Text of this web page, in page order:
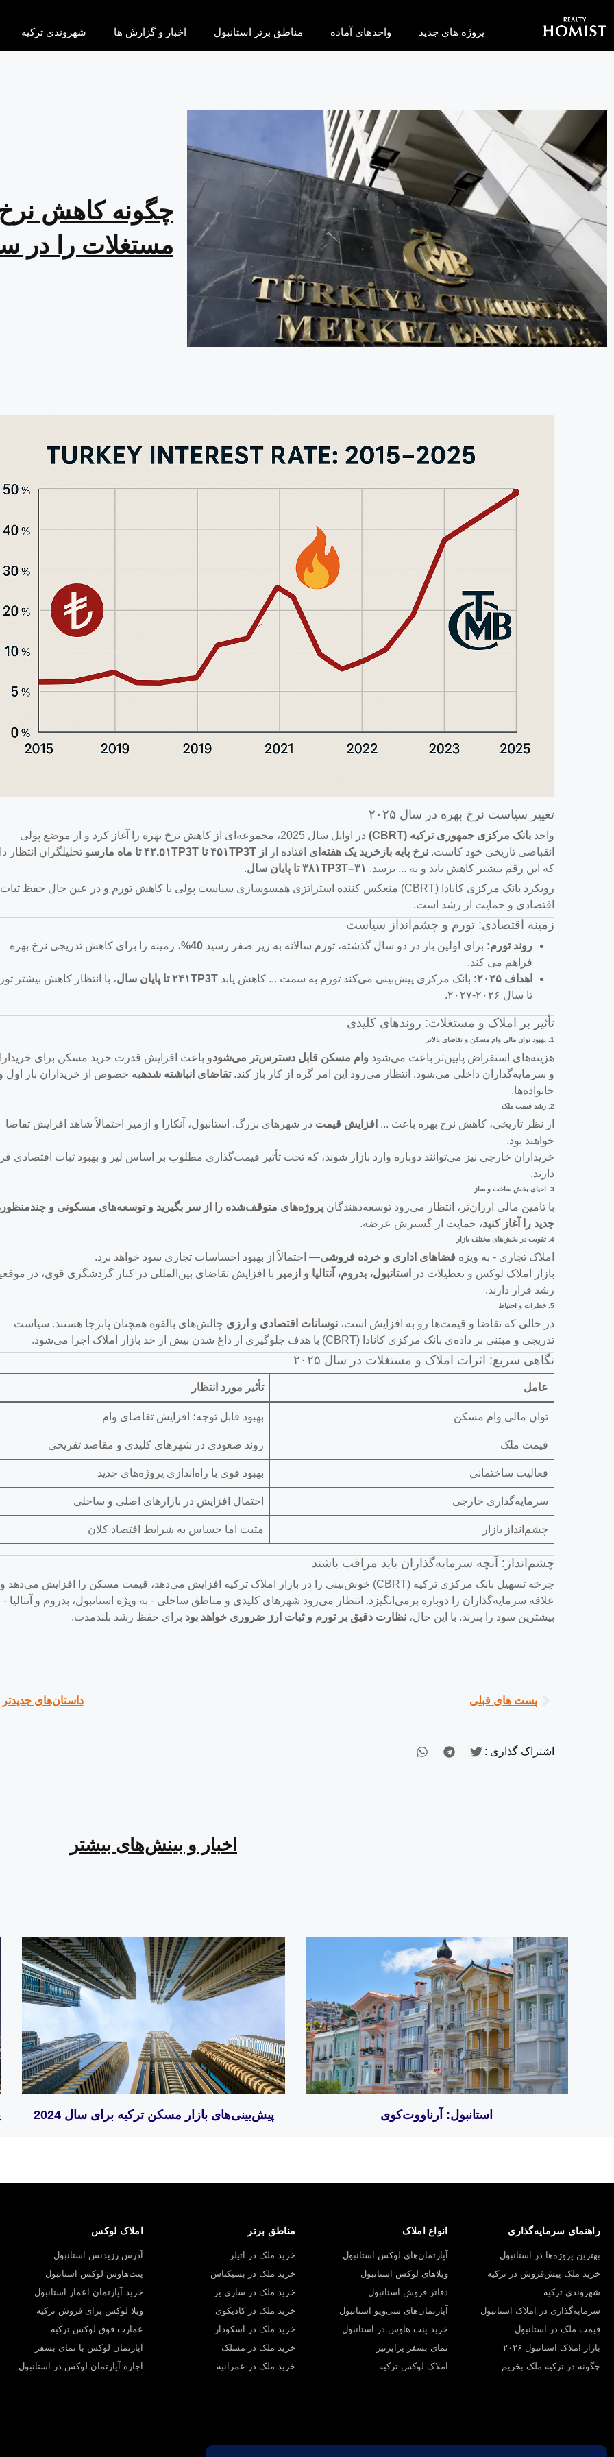
پروژه های جدید واحدهای آماده مناطق برتر استانبول اخبار و گزارش ها شهروندی ترکیه
چگونه کاهش نرخ
مستغلات را در سال 2025 شکل
تغییر سیاست نرخ بهره در سال ۲۰۲۵
واحد بانک مرکزی جمهوری ترکیه (CBRT)
در اوایل سال 2025، مجموعه‌ای از کاهش نرخ بهره را آغاز کرد و از موضع پولی
انقباضی تاریخی خود کاست. نرخ پایه بازخرید یک هفته‌ای افتاده از از ۴۵۱TP3T تا ۴۲.۵۱TP3T تا ماه مارس
و تحلیلگران انتظار
که این رقم بیشتر کاهش یابد و به ... برسد. ۳۱–۳۸۱TP3T تا پایان سال
.
رویکرد بانک مرکزی کانادا (CBRT) منعکس کننده استراتژی همسوسازی سیاست پولی با کاهش تورم و در عین حال حفظ ثبات
اقتصادی و حمایت از رشد است.
زمینه اقتصادی: تورم و چشم‌انداز سیاست
روند تورم: برای اولین بار در دو سال گذشته، تورم سالانه به زیر صفر رسید 40%
، زمینه را برای کاهش تدریجی نرخ بهره
فراهم می کند.
اهداف ۲۰۲۵:
بانک مرکزی پیش‌بینی می‌کند تورم به سمت ... کاهش یابد ۲۴۱TP3T تا پایان سال
، با انتظار کاهش بیشتر
تا سال ۲۰۲۶-۲۰۲۷.
تأثیر بر املاک و مستغلات: روندهای کلیدی
1. بهبود توان مالی وام مسکن و تقاضای بالاتر
هزینه‌های استقراض پایین‌تر باعث می‌شود وام مسکن قابل دسترس‌تر می‌شودو باعث افزایش قدرت خرید مسکن برای
و سرمایه‌گذاران داخلی می‌شود. انتظار می‌رود این امر گره از کار باز کند.تقاضای انباشته شدهبه خصوص از خریداران بار اول
خانواده‌ها.
2. رشد قیمت ملک
از نظر تاریخی، کاهش نرخ بهره باعث ... افزایش قیمت در شهرهای بزرگ. استانبول، آنکارا و ازمیر احتمالاً شاهد افزایش تقاضا
خواهند بود.
خریداران خارجی نیز می‌توانند دوباره وارد بازار شوند، که تحت تأثیر قیمت‌گذاری مطلوب بر اساس لیر و بهبود ثبات اقتصادی
دارند.
3. احیای بخش ساخت و ساز
با تامین مالی ارزان‌تر، انتظار می‌رود توسعه‌دهندگان پروژه‌های متوقف‌شده را از سر بگیرید و توسعه‌های مسکونی و
جدید را آغاز کنید، حمایت از گسترش عرضه.
4. تقویت در بخش‌های مختلف بازار
املاک تجاری - به ویژه فضاهای اداری و خرده فروشی— احتمالاً از بهبود احساسات تجاری سود خواهد برد.
بازار املاک لوکس و تعطیلات در
استانبول، بدروم، آنتالیا و ازمیر با افزایش تقاضای بین‌المللی در کنار گردشگری قوی، در
رشد قرار دارند.
5. خطرات و احتیاط
در حالی که تقاضا و قیمت‌ها رو به افزایش است، نوسانات اقتصادی و ارزی چالش‌های بالقوه همچنان پابرجا هستند. سیاست
تدریجی و مبتنی بر داده‌ی بانک مرکزی کانادا (CBRT) با هدف جلوگیری از داغ شدن بیش از حد بازار املاک اجرا می‌شود.
نگاهی سریع: اثرات املاک و مستغلات در سال ۲۰۲۵
عامل تأثیر مورد انتظار
توان مالی وام مسکن بهبود قابل توجه؛ افزایش تقاضای وام
قیمت ملک روند صعودی در شهرهای کلیدی و مقاصد تفریحی
فعالیت ساختمانی بهبود قوی با راه‌اندازی پروژه‌های جدید
سرمایه‌گذاری خارجی احتمال افزایش در بازارهای اصلی و ساحلی
چشم‌انداز بازار مثبت اما حساس به شرایط اقتصاد کلان
چشم‌انداز: آنچه سرمایه‌گذاران باید مراقب باشند
چرخه تسهیل بانک مرکزی ترکیه (CBRT) خوش‌بینی را در بازار املاک ترکیه افزایش می‌دهد، قیمت مسکن را افزایش می‌دهد و
علاقه سرمایه‌گذاران را دوباره برمی‌انگیزد. انتظار می‌رود شهرهای کلیدی و مناطق ساحلی - به ویژه استانبول، بدروم و آنتالیا -
بیشترین سود را ببرند. با این حال، نظارت دقیق بر تورم و ثبات ارز ضروری خواهد بود برای حفظ رشد بلندمدت.
پست های قبلی داستان‌های جدیدتر
اشتراک گذاری :
اخبار و بینش‌های بیشتر
استانبول: آرناووت‌کوی پیش‌بینی‌های بازار مسکن ترکیه برای سال 2024
راهنمای سرمایه‌گذاری
بهترین پروژه‌ها در استانبول
خرید ملک پیش‌فروش در ترکیه
شهروندی ترکیه
سرمایه‌گذاری در املاک استانبول
قیمت ملک در استانبول
بازار املاک استانبول ۲۰۲۶
چگونه در ترکیه ملک بخریم
انواع املاک
آپارتمان‌های لوکس استانبول
ویلاهای لوکس استانبول
دفاتر فروش استانبول
آپارتمان‌های سی‌ویو استانبول
خرید پنت هاوس در استانبول
نمای بسفر پراپرتیز
املاک لوکس ترکیه
مناطق برتر
خرید ملک در اتیلر
خرید ملک در بشیکتاش
خرید ملک در ساری یر
خرید ملک در کادیکوی
خرید ملک در اسکودار
خرید ملک در مسلک
خرید ملک در عمرانیه
املاک لوکس
آدرس رزیدنس استانبول
پنت‌هاوس لوکس استانبول
خرید آپارتمان اعمار استانبول
ویلا لوکس برای فروش ترکیه
عمارت فوق لوکس ترکیه
آپارتمان لوکس با نمای بسفر
اجاره آپارتمان لوکس در استانبول